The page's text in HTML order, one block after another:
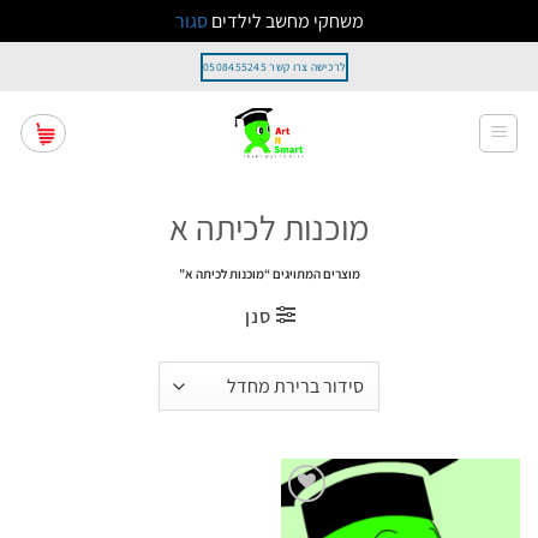
משחקי מחשב לילדיםסגור
content
לרכישה צרו קשר 0508455245
מוכנות לכיתה א
מוצרים המתויגים “מוכנות לכיתה א”
סנן
הוסף